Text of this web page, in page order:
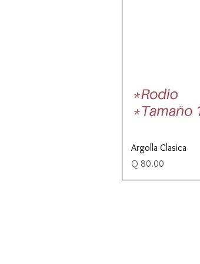
Argolla Clasica
Precio
Q 80.00